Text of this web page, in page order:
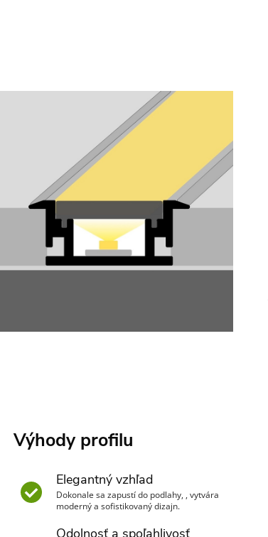
Výhody profilu
Elegantný vzhľad
Dokonale sa zapustí do podlahy, , vytvára
moderný a sofistikovaný dizajn.
Odolnosť a spoľahlivosť